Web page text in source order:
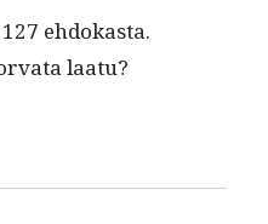
ehdokas­ta.
laatu?